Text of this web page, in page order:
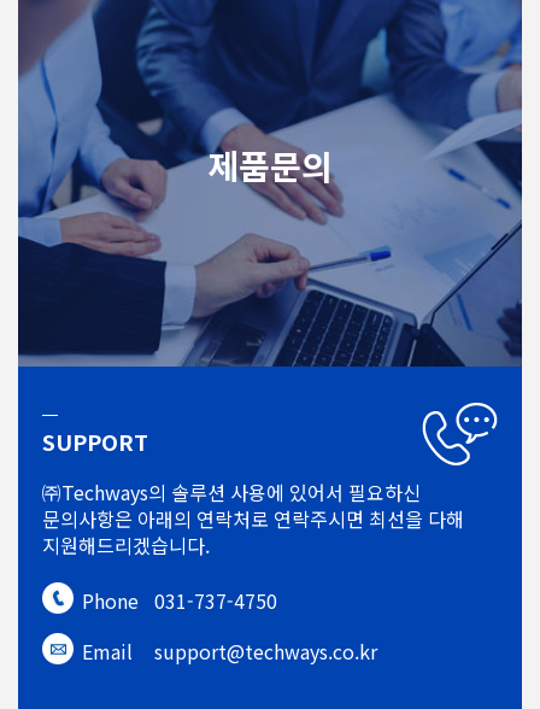
제품문의
SUPPORT
㈜Techways의 솔루션 사용에 있어서 필요하신
문의사항은 아래의 연락처로 연락주시면 최선을 다해
지원해드리겠습니다.
Phone 031-737-4750
Email
support@techways.co.kr